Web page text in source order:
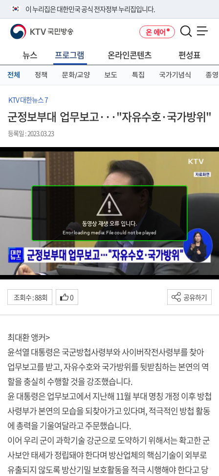
이 누리집은 대한민국 공식 전자정부 누리집입니다.
공식 누리집 주소 확인하기
니다.
이밖에 or.kr 또는 .kr등 다른 도메인 주소를 사용하고 있다면 아래 URL에
서 도메인 주소를 확인해 보세요
KTV 국민방송 온 에어
뉴스 프로그램 온라인콘텐츠 편성표
전체 정책 문화/교양 보도 특집 국가기념식 종영
KTV 대한뉴스 7
군정보부대 업무보고···"자유수호·국가방위"
등록일 : 2023.03.23
조회수 : 88회 0 공유하기
최대환 앵커>
윤석열 대통령은 국군방첩사령부와 사이버작전사령부를 찾아
업무보고를 받고, 자유수호와 국가방위를 뒷받침하는 본연의 역
할을 충실히 수행할 것을 강조했습니다.
윤 대통령은 업무보고에서 지난해 11월 부대 명칭 개정 이후 방첩
사령부가 본연의 모습을 되찾아가고 있다며, 적극적인 방첩 활동
에 총력을 기울여달라고 주문했습니다.
이어 우리 군이 과학기술 강군으로 도약하기 위해서는 확고한 군
사보안 태세가 정립돼야 한다며 방산업체의 핵심기술이 외부로
유출되지 않도록 방산기밀 보호활동을 적극 시행해야 한다고 당